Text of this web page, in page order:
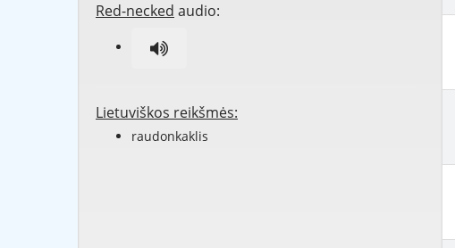
Red-necked audio:
Lietuviškos reikšmės:
raudonkaklis